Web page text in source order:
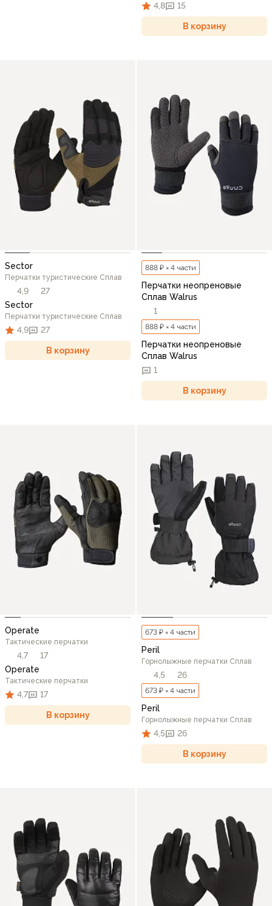
4,8
15
В корзину
Sector
Перчатки туристические Сплав
4,9
27
Sector
Перчатки туристические Сплав
4,9 27
В корзину
888 ₽ × 4 части
Перчатки неопреновые
Сплав Walrus
1
888 ₽ × 4 части
Перчатки неопреновые
Сплав Walrus
1
В корзину
Operate
Тактические перчатки
4,7
17
Operate
Тактические перчатки
4,7 17
В корзину
673 ₽ × 4 части
Peril
Горнолыжные перчатки Сплав
4,5 26
673 ₽ × 4 части
Peril
Горнолыжные перчатки Сплав
4,5 26
В корзину